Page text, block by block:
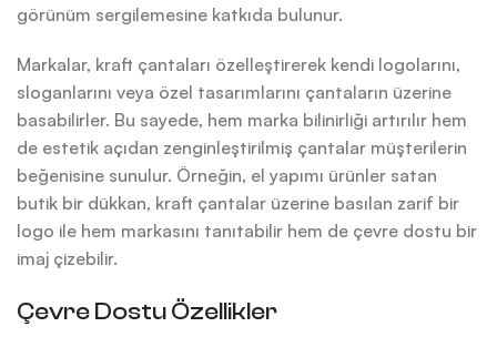
görünüm sergilemesine katkıda bulunur.
Markalar, kraft çantaları özelleştirerek kendi logolarını,
sloganlarını veya özel tasarımlarını çantaların üzerine
basabilirler. Bu sayede, hem marka bilinirliği artırılır hem
de estetik açıdan zenginleştirilmiş çantalar müşterilerin
beğenisine sunulur. Örneğin, el yapımı ürünler satan
butik bir dükkan, kraft çantalar üzerine basılan zarif bir
logo ile hem markasını tanıtabilir hem de çevre dostu bir
imaj çizebilir.
Çevre Dostu Özellikler